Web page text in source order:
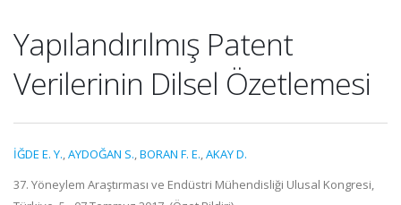
Yapılandırılmış Patent
Verilerinin Dilsel Özetlemesi
İĞDE E. Y.,AYDOĞAN S.,BORAN F. E.,AKAY D.
37. Yöneylem Araştırması ve Endüstri Mühendisliği Ulusal Kongresi,